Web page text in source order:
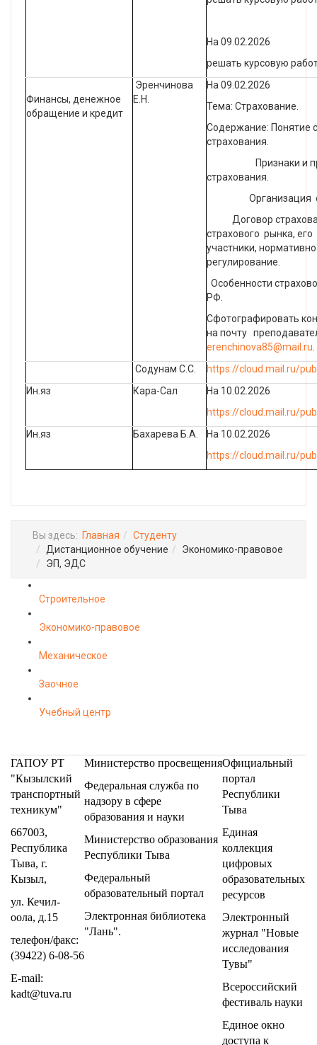
На 09.02.2026
решать курсовую
Финансы, денежное
обращение и кредит
Эренчинова
Е.Н.
На 09.02.2026
Тема: Страхование.
Содержание: Понятие
страхования.
Признаки и
страхования.
Организация
Договор
страхового рынка,
участники,
регулирование.
Особенности
РФ.
Сфотографировать
на почту
erenchinova85@mail.ru
Содунам С.С.
https://cloud.mail.ru/
Ин.яз
Кара-Сал
На 10.02.2026
https://cloud.mail.ru/
Ин.яз
Бахарева Б.А.
На 10.02.2026
https://cloud.mail.ru/
Вы здесь: Главная
Студенту
Дистанционное обучение
Экономико-правовое
ЭП, ЭДС
Строительное
Экономико-правовое
Механическое
Заочное
Учебный центр
ГАПОУ РТ
"Кызылский
транспортный
техникум"
667003,
Республика
Тыва, г.
Кызыл,
ул. Кечил-
оола, д.15
телефон/факс:
(39422) 6-08-56
E-mail:
kadt@tuva.ru
Министерство просвещения
Федеральная служба по
надзору в сфере
образования и науки
Министерство образования
Республики Тыва
Федеральный
образовательный портал
Электронная библиотека
"Лань".
Официальный
портал
Республики
Тыва
Единая
коллекция
цифровых
образовательных
ресурсов
Электронный
журнал "Новые
исследования
Тувы"
Всероссийский
фестиваль науки
Единое окно
доступа к